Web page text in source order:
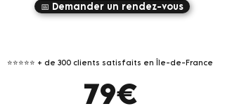
📅 Demander un rendez-vous
⭐⭐⭐⭐⭐ + de 300 clients satisfaits en Île-de-France
79€